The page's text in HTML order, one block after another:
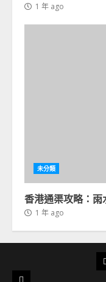
1 年 ago
未分類
香港通渠攻略：雨
1 年 ago
服